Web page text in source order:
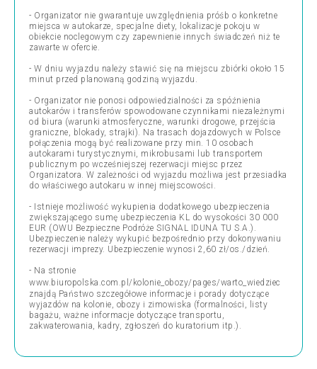
- Organizator nie gwarantuje uwzględnienia próśb o konkretne
miejsca w autokarze, specjalne diety, lokalizacje pokoju w
obiekcie noclegowym czy zapewnienie innych świadczeń niż te
zawarte w ofercie.
- W dniu wyjazdu należy stawić się na miejscu zbiórki około 15
minut przed planowaną godziną wyjazdu.
- Organizator nie ponosi odpowiedzialności za spóźnienia
autokarów i transferów spowodowane czynnikami niezależnymi
od biura (warunki atmosferyczne, warunki drogowe, przejścia
graniczne, blokady, strajki). Na trasach dojazdowych w Polsce
połączenia mogą być realizowane przy min. 10 osobach
autokarami turystycznymi, mikrobusami lub transportem
publicznym po wcześniejszej rezerwacji miejsc przez
Organizatora. W zależności od wyjazdu możliwa jest przesiadka
do właściwego autokaru w innej miejscowości.
- Istnieje możliwość wykupienia dodatkowego ubezpieczenia
zwiększającego sumę ubezpieczenia KL do wysokości 30 000
EUR (OWU Bezpieczne Podróże SIGNAL IDUNA TU S.A.).
Ubezpieczenie należy wykupić bezpośrednio przy dokonywaniu
rezerwacji imprezy. Ubezpieczenie wynosi 2,60 zł/os./dzień.
- Na stronie
www.biuropolska.com.pl/kolonie_obozy/pages/warto_wiedziec
znajdą Państwo szczegółowe informacje i porady dotyczące
wyjazdów na kolonie, obozy i zimowiska (formalności, listy
bagażu, ważne informacje dotyczące transportu,
zakwaterowania, kadry, zgłoszeń do kuratorium itp.).